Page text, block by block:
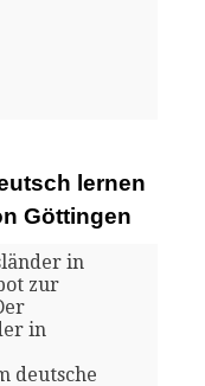
lernen
Göttingen
in
zur
in
deutsche